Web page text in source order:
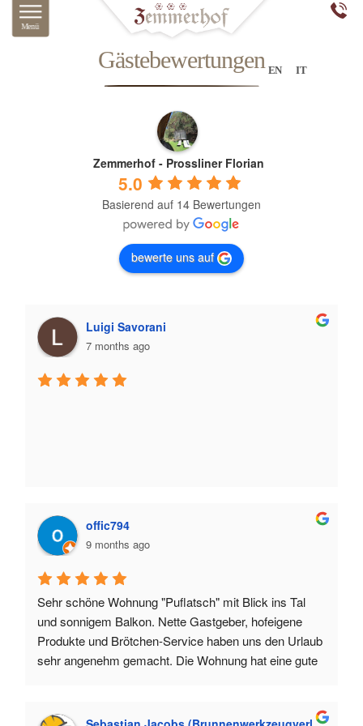
EN IT
Gästebewertungen
Zemmerhof - Prossliner Florian
5.0
Basierend auf 14 Bewertungen
bewerte uns auf
Luigi Savorani
7 months ago
offic794
9 months ago
Sehr schöne Wohnung "Puflatsch" mit Blick ins Tal
und sonnigem Balkon. Nette Gastgeber, hofeigene
Produkte und Brötchen-Service haben uns den Urlaub
sehr angenehm gemacht. Die Wohnung hat eine gute
wieder!